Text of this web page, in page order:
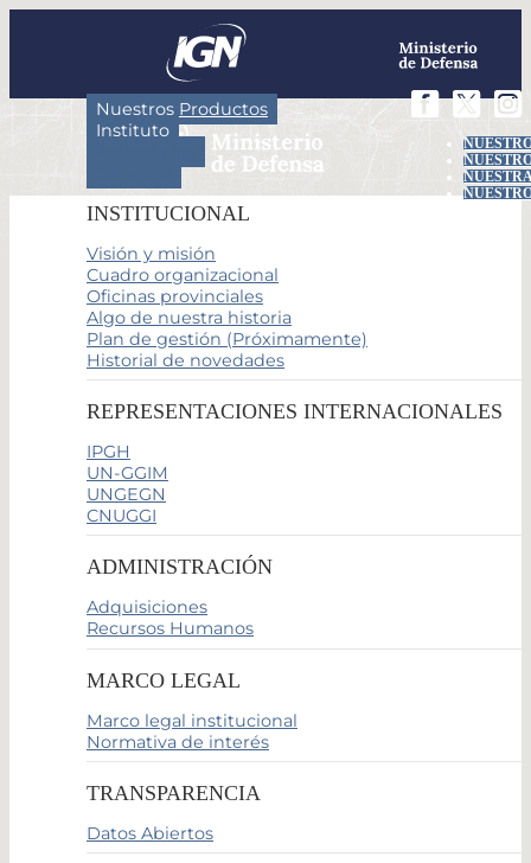
Nuestros Productos
Instituto
INSTITUCIONAL
Visión y misión
Cuadro organizacional
Oficinas provinciales
Algo de nuestra historia
Plan de gestión (Próximamente)
Historial de novedades
REPRESENTACIONES INTERNACIONALES
IPGH
UN-GGIM
UNGEGN
CNUGGI
ADMINISTRACIÓN
Adquisiciones
Recursos Humanos
MARCO LEGAL
Marco legal institucional
Normativa de interés
TRANSPARENCIA
Datos Abiertos